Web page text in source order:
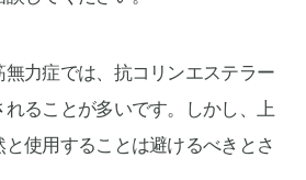
力症では、抗コリンエステラー
ることが多いです。しかし、上
使用することは避けるべきとさ